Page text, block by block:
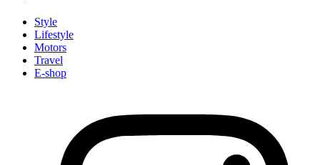
Style
Lifestyle
Motors
Travel
E-shop